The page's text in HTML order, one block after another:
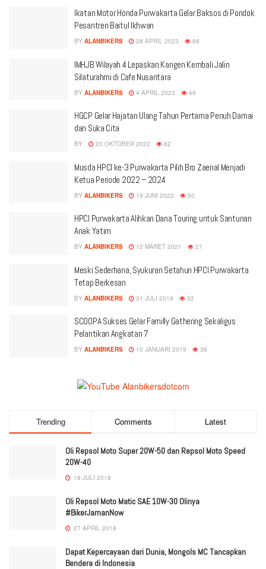
Ikatan Motor Honda Purwakarta Gelar Baksos di Pondok
Pesantren Baitul Ikhwan
BY ALANBIKERS 28 APRIL 2023 68
IMHJB Wilayah 4 Lepaskan Kangen Kembali Jalin
Silaturahmi di Cafe Nusantara
BY ALANBIKERS 4 APRIL 2023 49
HGCP Gelar Hajatan Ulang Tahun Pertama Penuh Damai
dan Suka Cita
BY 20 OKTOBER 2022 82
Musda HPCI ke-3 Purwakarta Pilih Bro Zaenal Menjadi
Ketua Periode 2022 – 2024
BY ALANBIKERS 19 JUNI 2022 50
HPCI Purwakarta Alihkan Dana Touring untuk Santunan
Anak Yatim
BY ALANBIKERS 12 MARET 2021 27
Meski Sederhana, Syukuran Setahun HPCI Purwakarta
Tetap Berkesan
BY ALANBIKERS 31 JULI 2019 32
SCOOPA Sukses Gelar Familly Gathering Sekaligus
Pelantikan Angkatan 7
BY ALANBIKERS 10 JANUARI 2019 36
Trending Comments Latest
Oli Repsol Moto Super 20W-50 dan Repsol Moto Speed
20W-40
18 JULI 2018
Oli Repsol Moto Matic SAE 10W-30 Olinya
#BikerJamanNow
27 APRIL 2018
Dapat Kepercayaan dari Dunia, Mongols MC Tancapkan
Bendera di Indonesia